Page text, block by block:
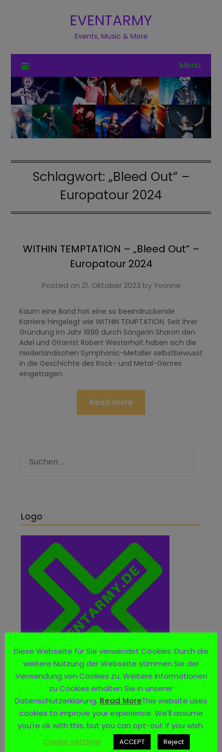
EVENTARMY
Events, Music & More
Menu
Schlagwort: „Bleed Out” –
Europatour 2024
WITHIN TEMPTATION – „Bleed Out” –
Europatour 2024
Posted on 21. Oktober 2023 byYvonne
Kaum eine Band hat eine so beeindruckende
Karriere hingelegt wie WITHIN TEMPTATION. Seit ihrer
Gründung im Jahr 1996 durch Sängerin Sharon den
Adel und Gitarrist Robert Westerholt haben sich die
niederländischen Symphonic-Metaller selbstbewusst
in die Geschichte des Rock- und Metal-Genres
eingetragen.
Read more
Logo
Social Media
Diese Webseite für Sie verwendet Cookies. Durch die
weitere Nutzung der Webseite stimmen Sie der
Verwendung von Cookies zu. Weitere Informationen
zu Cookies erhalten Sie in unserer
Datenschutzerklärung. Read MoreThis website uses
cookies to improve your experience. We'll assume
you're ok with this, but you can opt-out if you wish.
Cookie settings
ACCEPT Reject